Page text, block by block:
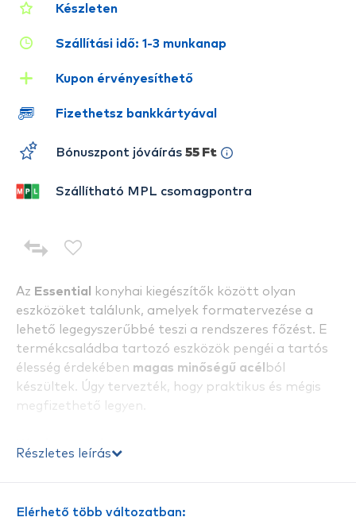
Az Essential
konyhai kiegészítők között olyan
eszközöket találunk, amelyek formatervezése a
lehető legegyszerűbbé teszi a rendszeres főzést. E
termékcsaládba tartozó eszközök pengéi a tartós
élesség érdekében magas minőségű acél ból
készültek. Úgy tervezték, hogy praktikus és mégis
megfizethető legyen.
Részletes leírás
Elérhető több változatban:
Készleten
Szállítási idő: 1-3 munkanap
Kupon érvényesíthető
Fizethetsz bankkártyával
Bónuszpont jóváírás 55 Ft
Szállítható MPL csomagpontra